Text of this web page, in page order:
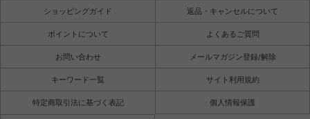
ショッピングガイド 返品・キャンセルについて
ポイントについて よくあるご質問
お問い合わせ メールマガジン登録/解除
キーワード一覧 サイト利用規約
特定商取引法に基づく表記 個人情報保護